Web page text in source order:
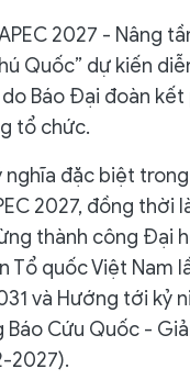
2027 - Nâng
Quốc” dự kiến
do Báo Đại đoàn
tổ chức.
nghĩa đặc biệt
2027, đồng thời
thành công Đại
Tổ quốc Việt Nam
và Hướng tới kỷ
Báo Cứu Quốc -
2027).